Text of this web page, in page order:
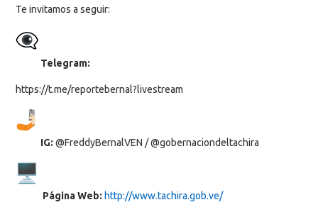
Te invitamos a seguir:
Telegram:
https://t.me/reportebernal?livestream
IG: @FreddyBernalVEN / @gobernaciondeltachira
Página Web: http://www.tachira.gob.ve/